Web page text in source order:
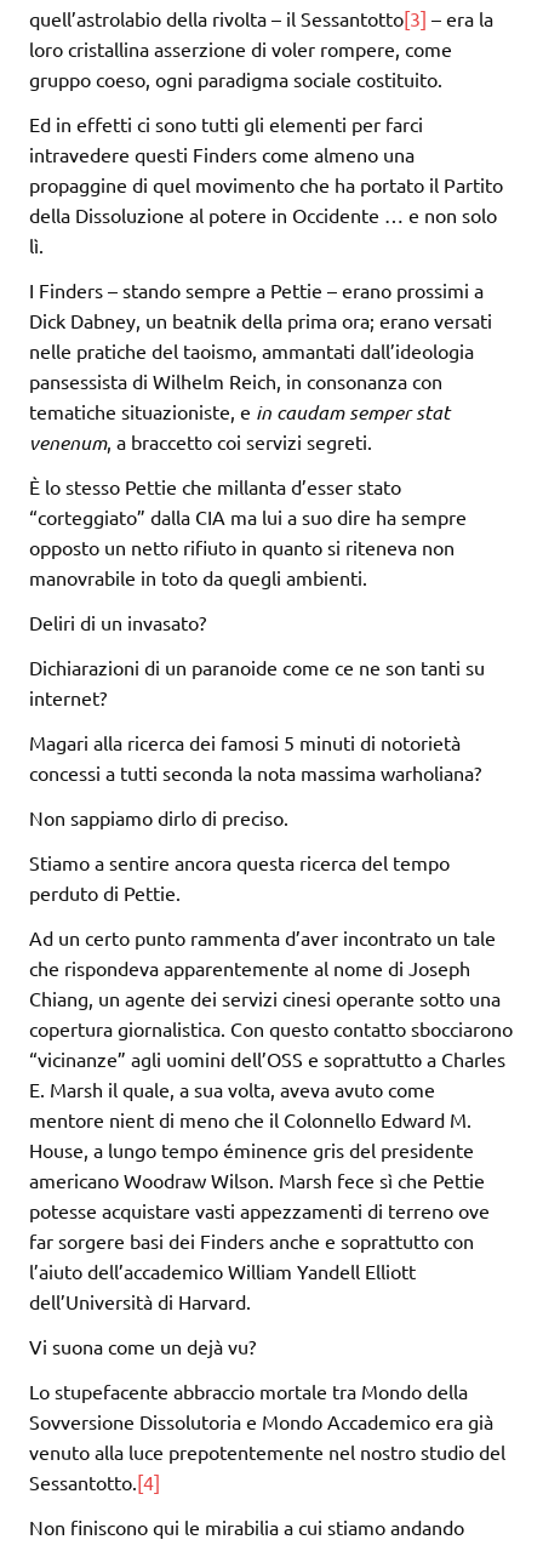
quell’astrolabio della rivolta – il Sessantotto[3] – era la
loro cristallina asserzione di voler rompere, come
gruppo coeso, ogni paradigma sociale costituito.
Ed in effetti ci sono tutti gli elementi per farci
intravedere questi Finders come almeno una
propaggine di quel movimento che ha portato il Partito
della Dissoluzione al potere in Occidente … e non solo
lì.
I Finders – stando sempre a Pettie – erano prossimi a
Dick Dabney, un beatnik della prima ora; erano versati
nelle pratiche del taoismo, ammantati dall’ideologia
pansessista di Wilhelm Reich, in consonanza con
tematiche situazioniste, e in caudam semper stat
venenum, a braccetto coi servizi segreti.
È lo stesso Pettie che millanta d’esser stato
“corteggiato” dalla CIA ma lui a suo dire ha sempre
opposto un netto rifiuto in quanto si riteneva non
manovrabile in toto da quegli ambienti.
Deliri di un invasato?
Dichiarazioni di un paranoide come ce ne son tanti su
internet?
Magari alla ricerca dei famosi 5 minuti di notorietà
concessi a tutti seconda la nota massima warholiana?
Non sappiamo dirlo di preciso.
Stiamo a sentire ancora questa ricerca del tempo
perduto di Pettie.
Ad un certo punto rammenta d’aver incontrato un tale
che rispondeva apparentemente al nome di Joseph
Chiang, un agente dei servizi cinesi operante sotto una
copertura giornalistica. Con questo contatto sbocciarono
“vicinanze” agli uomini dell’OSS e soprattutto a Charles
E. Marsh il quale, a sua volta, aveva avuto come
mentore nient di meno che il Colonnello Edward M.
House, a lungo tempo éminence gris del presidente
americano Woodraw Wilson. Marsh fece sì che Pettie
potesse acquistare vasti appezzamenti di terreno ove
far sorgere basi dei Finders anche e soprattutto con
l’aiuto dell’accademico William Yandell Elliott
dell’Università di Harvard.
Vi suona come un dejà vu?
Lo stupefacente abbraccio mortale tra Mondo della
Sovversione Dissolutoria e Mondo Accademico era già
venuto alla luce prepotentemente nel nostro studio del
Sessantotto. [4]
Non finiscono qui le mirabilia a cui stiamo andando